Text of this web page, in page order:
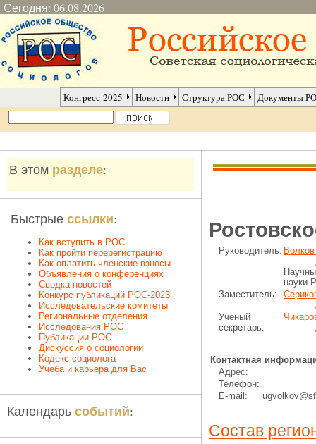
Сегодня: 06.08.2026
Конгресс-2025 Новости Структура РОС Документы
В этом разделе:
Быстрые ссылки:
Как вступить в РОС
Как пройти перерегистрацию
Как оплатить членские взносы
Объявления о конференциях
Сводка новостей
Конкурс публикаций РОС-2023
Исследовательские комитеты
Региональные отделения
Исследования РОС
Публикации РОС
Дискуссия о социологии
Кодекс социолога
Учеба и карьера для Вас
Календарь событий:
Руководитель:
,
науки
Заместитель:
,
Ученый
секретарь:
,
Контактная
Адрес:
Телефон:
E-mail:
Состав